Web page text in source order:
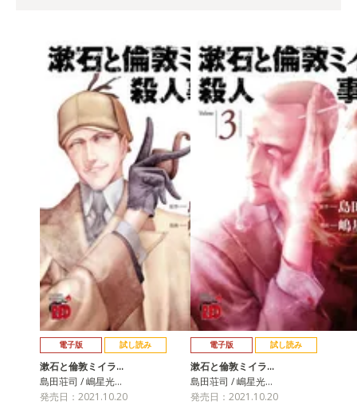
電子版 試し読み
漱石と倫敦ミイラ…
島田荘司 / 嶋星光…
発売日：2021.10.20
電子版 試し読み
漱石と倫敦ミイラ…
島田荘司 / 嶋星光…
発売日：2021.10.20